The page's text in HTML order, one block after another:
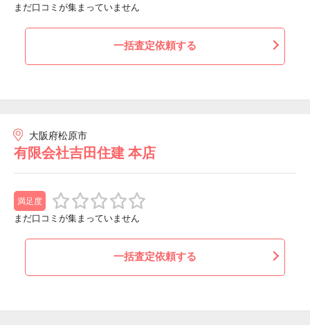
まだ口コミが集まっていません
一括査定依頼する
大阪府松原市
有限会社吉田住建 本店
満足度
まだ口コミが集まっていません
一括査定依頼する